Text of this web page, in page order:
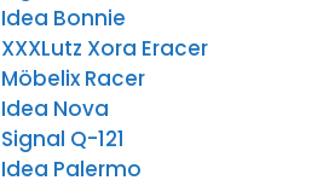
Idea Bonnie
XXXLutz Xora Eracer
Möbelix Racer
Idea Nova
Signal Q-121
Idea Palermo